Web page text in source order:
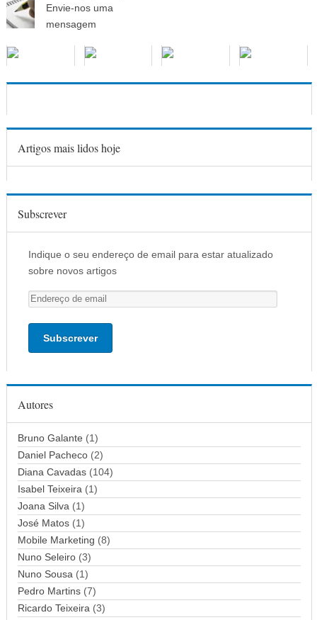
Envie-nos uma
mensagem
Artigos mais lidos hoje
Subscrever
Indique o seu endereço de email para estar atualizado
sobre novos artigos
E
n
d
o
d
e
e
m
a
i
l
Autores
Bruno Galante (1)
Daniel Pacheco(2)
Diana Cavadas(104)
Isabel Teixeira (1)
Joana Silva (1)
José Matos(1)
Mobile Marketing (8)
Nuno Seleiro(3)
Nuno Sousa (1)
Pedro Martins(7)
Ricardo Teixeira (3)